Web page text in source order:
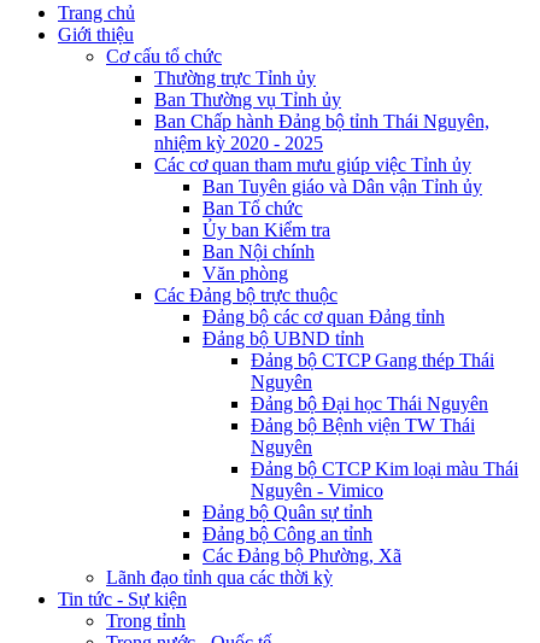
Trang chủ
Giới thiệu
Cơ cấu tổ chức
Thường trực Tỉnh ủy
Ban Thường vụ Tỉnh ủy
Ban Chấp hành Đảng bộ tỉnh Thái Nguyên,
nhiệm kỳ 2020 - 2025
Các cơ quan tham mưu giúp việc Tỉnh ủy
Ban Tuyên giáo và Dân vận Tỉnh ủy
Ban Tổ chức
Ủy ban Kiểm tra
Ban Nội chính
Văn phòng
Các Đảng bộ trực thuộc
Đảng bộ các cơ quan Đảng tỉnh
Đảng bộ UBND tỉnh
Đảng bộ CTCP Gang thép Thái
Nguyên
Đảng bộ Đại học Thái Nguyên
Đảng bộ Bệnh viện TW Thái
Nguyên
Đảng bộ CTCP Kim loại màu Thái
Nguyên - Vimico
Đảng bộ Quân sự tỉnh
Đảng bộ Công an tỉnh
Các Đảng bộ Phường, Xã
Lãnh đạo tỉnh qua các thời kỳ
Tin tức - Sự kiện
Trong tỉnh